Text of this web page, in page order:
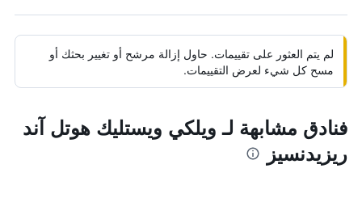
لم يتم العثور على تقييمات. حاول إزالة مرشح أو تغيير بحثك أو
مسح كل شيء لعرض التقييمات.
فنادق مشابهة لـ ويلكي ويستليك هوتل آند
ريزيدنسيز